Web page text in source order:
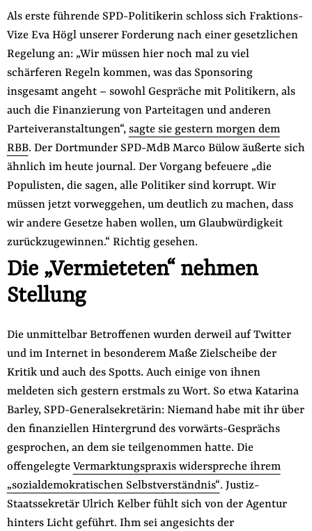
Als erste führende SPD-Politikerin schloss sich Fraktions-
Vize Eva Högl unserer Forderung nach einer gesetzlichen
Regelung an: „Wir müssen hier noch mal zu viel
schärferen Regeln kommen, was das Sponsoring
insgesamt angeht – sowohl Gespräche mit Politikern, als
auch die Finanzierung von Parteitagen und anderen
Parteiveranstaltungen“, sagte sie gestern morgen dem
RBB. Der Dortmunder SPD-MdB Marco Bülow äußerte sich
ähnlich im heute journal. Der Vorgang befeuere „die
Populisten, die sagen, alle Politiker sind korrupt. Wir
müssen jetzt vorweggehen, um deutlich zu machen, dass
wir andere Gesetze haben wollen, um Glaubwürdigkeit
zurückzugewinnen.“ Richtig gesehen.
Die „Vermieteten“ nehmen
Stellung
Die unmittelbar Betroffenen wurden derweil auf Twitter
und im Internet in besonderem Maße Zielscheibe der
Kritik und auch des Spotts. Auch einige von ihnen
meldeten sich gestern erstmals zu Wort. So etwa Katarina
Barley, SPD-Generalsekretärin: Niemand habe mit ihr über
den finanziellen Hintergrund des vorwärts-Gesprächs
gesprochen, an dem sie teilgenommen hatte. Die
offengelegte Vermarktungspraxis widerspreche ihrem
„sozialdemokratischen Selbstverständnis“. Justiz-
Staatssekretär Ulrich Kelber fühlt sich von der Agentur
hinters Licht geführt. Ihm sei angesichts der